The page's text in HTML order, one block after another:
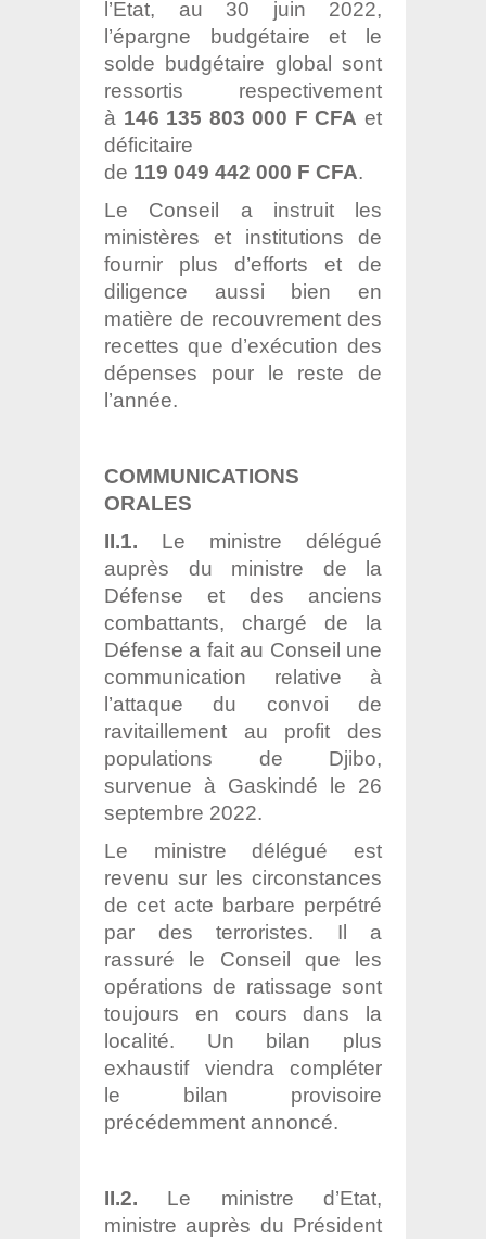
l’Etat, au 30 juin 2022,
l’épargne budgétaire et le
solde budgétaire global sont
ressortis respectivement
à 146 135 803 000 F CFA et
déficitaire
de 119 049 442 000 F CFA.
Le Conseil a instruit les
ministères et institutions de
fournir plus d’efforts et de
diligence aussi bien en
matière de recouvrement des
recettes que d’exécution des
dépenses pour le reste de
l’année.
COMMUNICATIONS
ORALES
II.1. Le ministre délégué
auprès du ministre de la
Défense et des anciens
combattants, chargé de la
Défense a fait au Conseil une
communication relative à
l’attaque du convoi de
ravitaillement au profit des
populations de Djibo,
survenue à Gaskindé le 26
septembre 2022.
Le ministre délégué est
revenu sur les circonstances
de cet acte barbare perpétré
par des terroristes. Il a
rassuré le Conseil que les
opérations de ratissage sont
toujours en cours dans la
localité. Un bilan plus
exhaustif viendra compléter
le bilan provisoire
précédemment annoncé.
II.2. Le ministre d’Etat,
ministre auprès du Président